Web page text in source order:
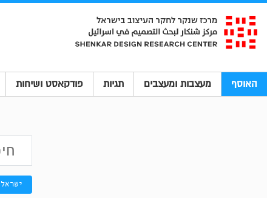
האוסף מעצבות ומעצבים תגיות פודקאסט ושיחות
ישראל